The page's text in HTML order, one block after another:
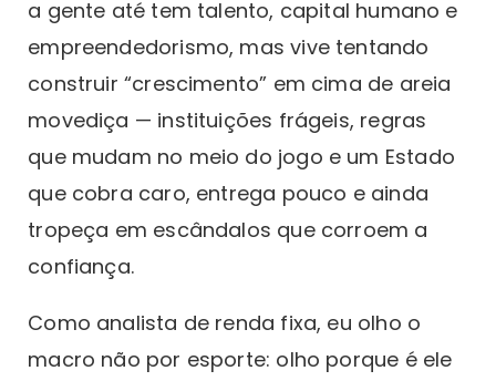
a gente até tem talento, capital humano e
empreendedorismo, mas vive tentando
construir “crescimento” em cima de areia
movediça — instituições frágeis, regras
que mudam no meio do jogo e um Estado
que cobra caro, entrega pouco e ainda
tropeça em escândalos que corroem a
confiança.
Como analista de renda fixa, eu olho o
macro não por esporte: olho porque é ele